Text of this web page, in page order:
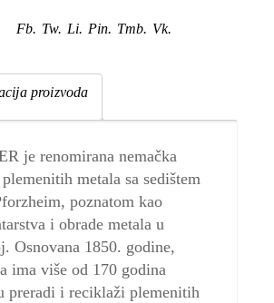
Fb. Tw. Li. Pin. Tmb. Vk.
proizvoda
je renomirana nemačka
metala sa sedištem
poznatom kao
i obrade metala u
Osnovana 1850. godine,
ima više od 170 godina
preradi i reciklaži plemenitih